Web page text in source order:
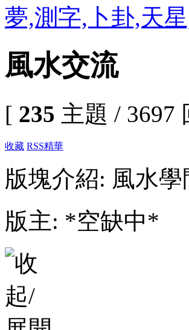
夢,測字,卜卦,天
風水交流
[ 235 主題 / 3697
收藏 RSS精華
版塊介紹: 風水
版主: *空缺中*